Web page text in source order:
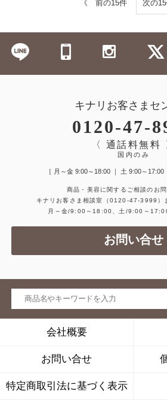
《 前の15件 次の
キナリお客さまセ
0120-47-
〈 通話料無料
国内のみ
［ 月～金 9:00～18:00 ｜ 土 9:00～17:00
商品・美容に関するご相談のお問
キナリお客さま相談室
（0120-47-3999）
月～金/9:00～18:00、土/9:00～
お問い合せ
会社概要
お問い合せ
特定商取引法に基づく表示